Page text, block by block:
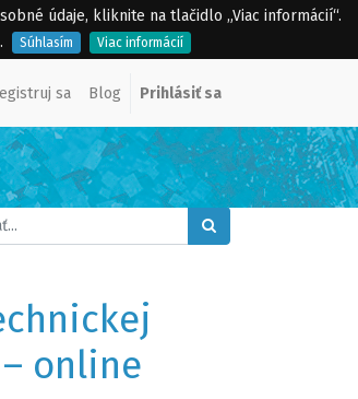
údaje, kliknite na tlačidlo „Viac informácií“.
Súhlasím Viac informácií
sa Blog Prihlásiť sa
online